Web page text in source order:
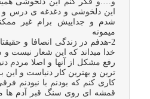
این دلخوشی و دغدغه ی درس و
شدم و جداییش برام غیر
میمونه
2-هدفم در زندگی انصافا و
خدا میداند که این شعار نیست و
رفع مشکل از آنها و اصلا مردم
ترین و بهترین کار دنیاست و این
کاری کنم که بودنم با نبودنم
قمشه ای روی سنگ قبر آدم ها